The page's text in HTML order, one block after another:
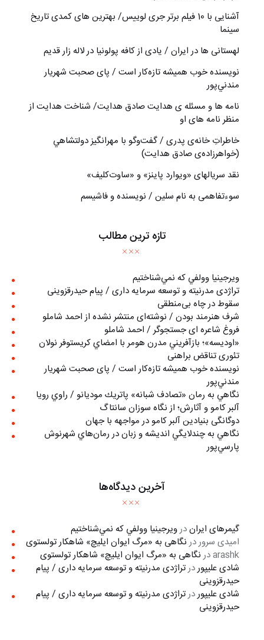
آشنایی با 10 فیلم برتر جری لوییس/ بهترین های کمدی تاریخ
سینما
لهستانی ها در ایران / یادی از کافه پولونیا در لاله زار قدیم
نويسنده خوب هميشه تازه‌كار است / پای صحبت شهريار
مندني‌پور
نامه ها و مسئله ی هدایت صادق هدایت/ شناخت هدایت از
منظر نامه های او
خاطراتِ خانه‌ی پدری / گفت‌وگو با مهرانگيز دولتشاهي
(خواهرزاده‌ی صادق هدايت)
نقد سریالهای «ویوارد پاینز» و «ساوت‌کلیف»
سوءتفاهمی به نام سلین / نویسنده و فاشیسم
تازه ترین مطالب
ويرجينيا وولفي كه نمي‌شناختيم
تراژدی مدرنیته و توسعه سرمایه داری / پیام حیدرقزوینی
سقوط در چاه بی‌منطقی
شرف هنرمند بودن / نوشته‌ای منتشر نشده از احمد شاملو
فروغ شاعره ای جستجوگر / احمد شاملو
«اوديسه»؛ بازآفريني مدرن هومر با امضاي كريستوفر نولان
تئوری تناقض براهنی
نويسنده خوب هميشه تازه‌كار است / پای صحبت شهريار
مندني‌پور
نگاهي به رمان «تصادف شبانه» پاتريك موديانو / راوي رويا
آلبر کامو و آثارش؛ از نگاه سوزان سانتاگ
دوگانگی بنیادین آلبر کامو در مواجهه با جهان
نگاهي به چندلايگي انديشه و زبان در رمان‌هاي شهرنوش
پارسي‌پور
آخرین دیدگاه‌ها
گیمرهای ایراندرويرجينيا وولفي كه نمي‌شناختيم
امیدی سروردرنگاهی به «مرگ ايوان ايليچ» شاهکار تولستوی
arashkدرنگاهی به «مرگ ايوان ايليچ» شاهکار تولستوی
شادی علیپوردرتراژدی مدرنیته و توسعه سرمایه داری / پیام
حیدرقزوینی
شادی علیپوردرتراژدی مدرنیته و توسعه سرمایه داری / پیام
حیدرقزوینی